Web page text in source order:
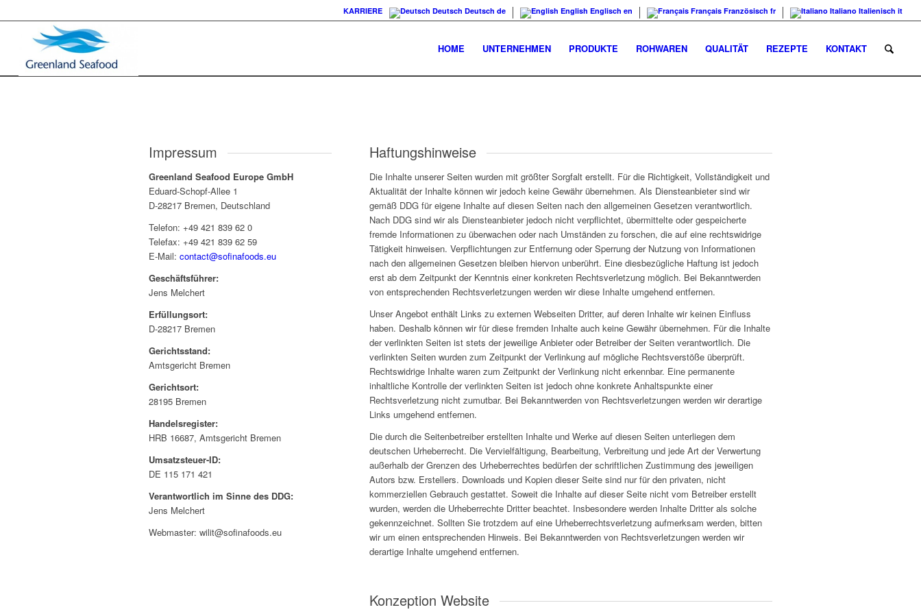
KARRIERE Deutsch Deutsch de English Englisch en Français Französisch fr Italiano Italienisch it
HOME UNTERNEHMEN PRODUKTE ROHWAREN QUALITÄT REZEPTE KONTAKT
Impressum
Greenland Seafood Europe GmbH
Eduard-Schopf-Allee 1
D-28217 Bremen, Deutschland
Telefon: +49 421 839 62 0
Telefax: +49 421 839 62 59
E-Mail: contact@sofinafoods.eu
Geschäftsführer:
Jens Melchert
Erfüllungsort:
D-28217 Bremen
Gerichtsstand:
Amtsgericht Bremen
Gerichtsort:
28195 Bremen
Handelsregister:
HRB 16687, Amtsgericht Bremen
Umsatzsteuer-ID:
DE 115 171 421
Verantwortlich im Sinne des DDG:
Jens Melchert
Webmaster: wilit@sofinafoods.eu
Haftungshinweise
Die Inhalte unserer Seiten wurden mit größter Sorgfalt erstellt. Für die Richtigkeit, Vollständigkeit und
Aktualität der Inhalte können wir jedoch keine Gewähr übernehmen. Als Diensteanbieter sind wir
gemäß DDG für eigene Inhalte auf diesen Seiten nach den allgemeinen Gesetzen verantwortlich.
Nach DDG sind wir als Diensteanbieter jedoch nicht verpflichtet, übermittelte oder gespeicherte
fremde Informationen zu überwachen oder nach Umständen zu forschen, die auf eine rechtswidrige
Tätigkeit hinweisen. Verpflichtungen zur Entfernung oder Sperrung der Nutzung von Informationen
nach den allgemeinen Gesetzen bleiben hiervon unberührt. Eine diesbezügliche Haftung ist jedoch
erst ab dem Zeitpunkt der Kenntnis einer konkreten Rechtsverletzung möglich. Bei Bekanntwerden
von entsprechenden Rechtsverletzungen werden wir diese Inhalte umgehend entfernen.
Unser Angebot enthält Links zu externen Webseiten Dritter, auf deren Inhalte wir keinen Einfluss
haben. Deshalb können wir für diese fremden Inhalte auch keine Gewähr übernehmen. Für die Inhalte
der verlinkten Seiten ist stets der jeweilige Anbieter oder Betreiber der Seiten verantwortlich. Die
verlinkten Seiten wurden zum Zeitpunkt der Verlinkung auf mögliche Rechtsverstöße überprüft.
Rechtswidrige Inhalte waren zum Zeitpunkt der Verlinkung nicht erkennbar. Eine permanente
inhaltliche Kontrolle der verlinkten Seiten ist jedoch ohne konkrete Anhaltspunkte einer
Rechtsverletzung nicht zumutbar. Bei Bekanntwerden von Rechtsverletzungen werden wir derartige
Links umgehend entfernen.
Die durch die Seitenbetreiber erstellten Inhalte und Werke auf diesen Seiten unterliegen dem
deutschen Urheberrecht. Die Vervielfältigung, Bearbeitung, Verbreitung und jede Art der Verwertung
außerhalb der Grenzen des Urheberrechtes bedürfen der schriftlichen Zustimmung des jeweiligen
Autors bzw. Erstellers. Downloads und Kopien dieser Seite sind nur für den privaten, nicht
kommerziellen Gebrauch gestattet. Soweit die Inhalte auf dieser Seite nicht vom Betreiber erstellt
wurden, werden die Urheberrechte Dritter beachtet. Insbesondere werden Inhalte Dritter als solche
gekennzeichnet. Sollten Sie trotzdem auf eine Urheberrechtsverletzung aufmerksam werden, bitten
wir um einen entsprechenden Hinweis. Bei Bekanntwerden von Rechtsverletzungen werden wir
derartige Inhalte umgehend entfernen.
Konzeption Website